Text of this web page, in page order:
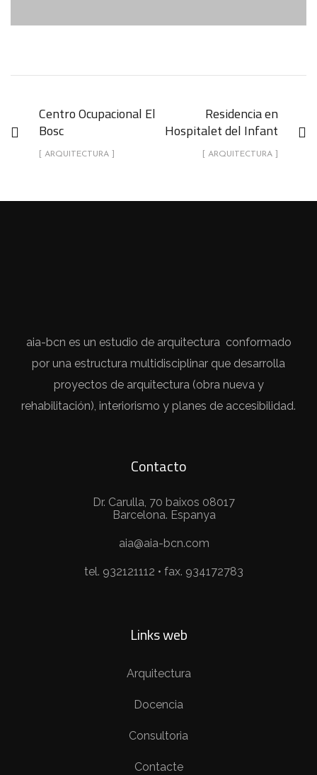
Centro Ocupacional El
Bosc
[ ARQUITECTURA ]
Residencia en
Hospitalet del Infant
[ ARQUITECTURA ]
aia-bcn es un estudio de arquitectura conformado
por una estructura multidisciplinar que desarrolla
proyectos de arquitectura (obra nueva y
rehabilitación), interiorismo y planes de accesibilidad.
Contacto
Dr. Carulla, 70 baixos 08017
Barcelona. Espanya
aia@aia-bcn.com
tel. 932121112 • fax. 934172783
Links web
Arquitectura
Docencia
Consultoria
Contacte